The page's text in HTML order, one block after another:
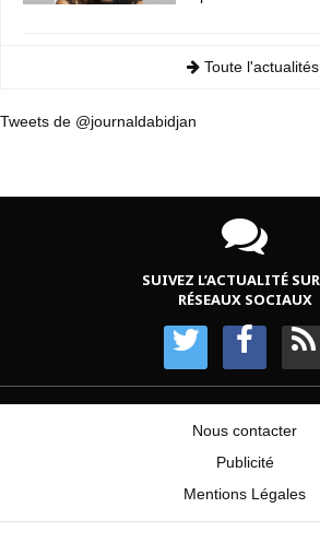
Toute l'actualités
Tweets de @journaldabidjan
SUIVEZ L’ACTUALITÉ
RÉSEAUX SOCIAUX
Nous contacter
Publicité
Mentions Légales